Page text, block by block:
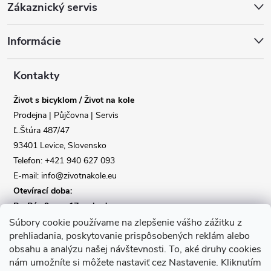
Súbory cookie používame na zlepšenie vášho zážitku z
prehliadania, poskytovanie prispôsobených reklám alebo
obsahu a analýzu našej návštevnosti. To, aké druhy cookies
nám umožníte si môžete nastaviť cez Nastavenie. Kliknutím
p
Zákaznický servis
Informácie
Kontakty
Život s bicyklom / Život na kole
Prodejna | Půjčovna | Servis
Ľ.Štúra 487/47
93401 Levice, Slovensko
Telefon: +421 940 627 093
E-mail: info@zivotnakole.eu
Otevírací doba:
Po-Pá : 9,oo - 17,oo hod
So : 9,oo - 12,oo | Ne : Zavřeno
Kontaktní formulář